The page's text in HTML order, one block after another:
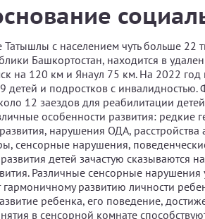
Татышлы с населением чуть больше 22
Башкортостан, находится в
на 120 км и Янаул 75 км. На 2022
детей и подростков с
12 заездов для реабилитации
особенности развития: редкие
нарушения ОДА, расстройства
сенсорные нарушения,
детей зачастую сказываются
Различные сенсорные нарушения
гармоничному развитию личности
ребенка, его поведение,
в сенсорной комнате